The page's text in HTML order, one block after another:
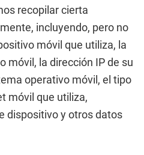
recopilar cierta
incluyendo, pero no
móvil que utiliza, la
móvil, la dirección IP de su
operativo móvil, el tipo
móvil que utiliza,
dispositivo y otros datos